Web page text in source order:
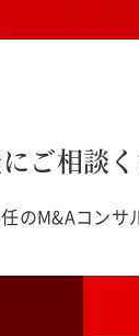
ご相談く
のM&Aコン